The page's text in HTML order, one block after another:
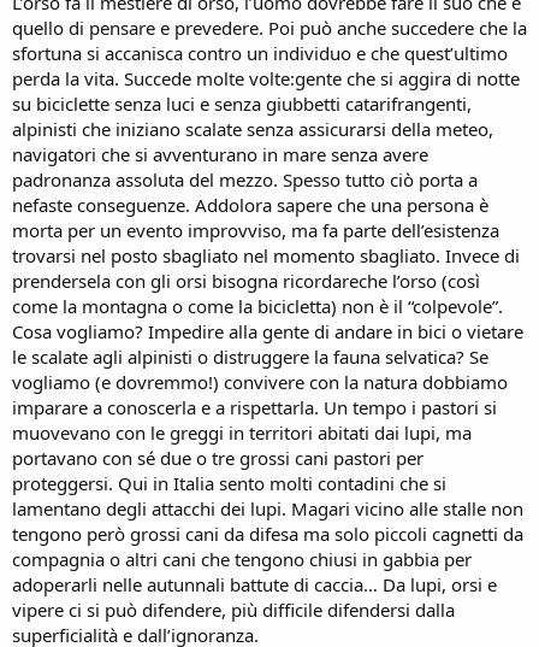
quello di pensare e prevedere. Poi può anche succedere che la
sfortuna si accanisca contro un individuo e che quest’ultimo
perda la vita. Succede molte volte:gente che si aggira di notte
su biciclette senza luci e senza giubbetti catarifrangenti,
alpinisti che iniziano scalate senza assicurarsi della meteo,
navigatori che si avventurano in mare senza avere
padronanza assoluta del mezzo. Spesso tutto ciò porta a
nefaste conseguenze. Addolora sapere che una persona è
morta per un evento improvviso, ma fa parte dell’esistenza
trovarsi nel posto sbagliato nel momento sbagliato. Invece di
prendersela con gli orsi bisogna ricordareche l’orso (così
come la montagna o come la bicicletta) non è il “colpevole”.
Cosa vogliamo? Impedire alla gente di andare in bici o vietare
le scalate agli alpinisti o distruggere la fauna selvatica? Se
vogliamo (e dovremmo!) convivere con la natura dobbiamo
imparare a conoscerla e a rispettarla. Un tempo i pastori si
muovevano con le greggi in territori abitati dai lupi, ma
portavano con sé due o tre grossi cani pastori per
proteggersi. Qui in Italia sento molti contadini che si
lamentano degli attacchi dei lupi. Magari vicino alle stalle non
tengono però grossi cani da difesa ma solo piccoli cagnetti da
compagnia o altri cani che tengono chiusi in gabbia per
adoperarli nelle autunnali battute di caccia… Da lupi, orsi e
vipere ci si può difendere, più difficile difendersi dalla
superficialità e dall’ignoranza.